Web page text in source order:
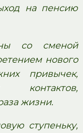
на пенсию
со сменой
нового
привычек,
контактов,
жизни.
ступеньку,